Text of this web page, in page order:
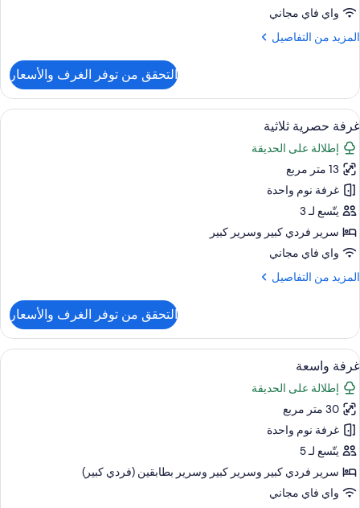
واي فاي مجاني
المزيد من التفاصيل
المزيد
غرفة
فردية
بتجهيزات
أساسية
التحقق من توفر الغرف والأسعار
استعراض
جميع
صور
غرفة
حصرية
ثلاثية
11
غرفة حصرية ثلاثية
إطلالة على الحديقة
13 متر مربع
غرفة نوم واحدة
يتّسع لـ 3
سرير فردي كبير‫‬ وسرير كبير
واي فاي مجاني
المزيد من التفاصيل
المزيد
غرفة
حصرية
ثلاثية
التحقق من توفر الغرف والأسعار
استعراض
جميع
صور
غرفة
واسعة
5
غرفة واسعة
إطلالة على الحديقة
30 متر مربع
غرفة نوم واحدة
يتّسع لـ 5
سرير فردي كبير‫‬ وسرير كبير‫‬ وسرير بطابقين (فردي كبير)
واي فاي مجاني